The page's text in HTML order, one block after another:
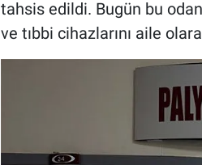
tahsis edildi. Bugün bu
ve tıbbi cihazlarını aile